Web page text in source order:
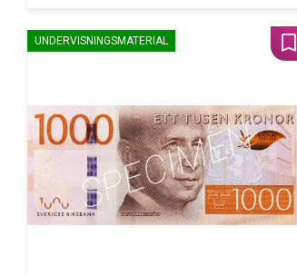
UNDERVISNINGSMATERIAL